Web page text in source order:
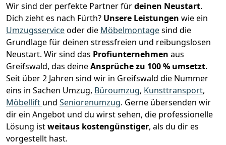
Wir sind der perfekte Partner fürdeinen Neustart.
Dich zieht es nach Fürth? Unsere Leistungen wie ein
Umzugsserviceoder die Möbelmontagesind die
Grundlage für deinen stressfreien und reibungslosen
Neustart. Wir sind das Profiunternehmen aus
Greifswald, das deineAnsprüche zu 100 % umsetzt.
Seit über 2 Jahren sind wir in Greifswald die Nummer
eins in Sachen Umzug, Büroumzug, Kunsttransport,
Möbellift und Seniorenumzug. Gerne übersenden wir
dir ein Angebot und du wirst sehen, die professionelle
Lösung istweitaus kostengünstiger, als du dir es
vorgestellt hast.